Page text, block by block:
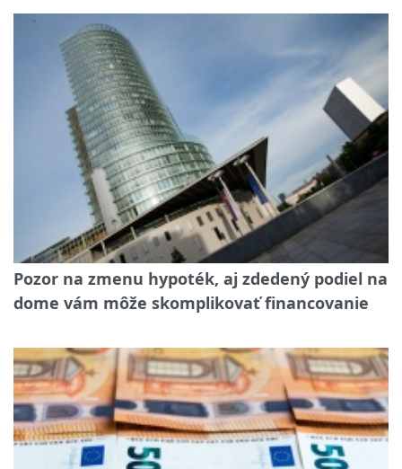
Pozor na zmenu hypoték, aj zdedený podiel na
dome vám môže skomplikovať financovanie